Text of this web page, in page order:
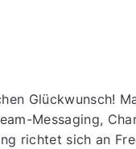
Glückwunsch!
Messaging,
richtet sich an